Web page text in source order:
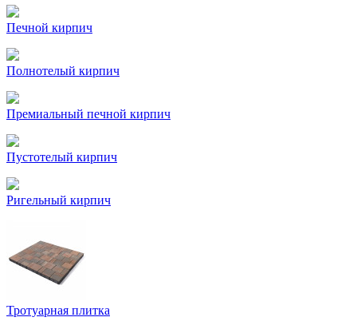
Печной кирпич
Полнотелый кирпич
Премиальный печной кирпич
Пустотелый кирпич
Ригельный кирпич
Тротуарная плитка